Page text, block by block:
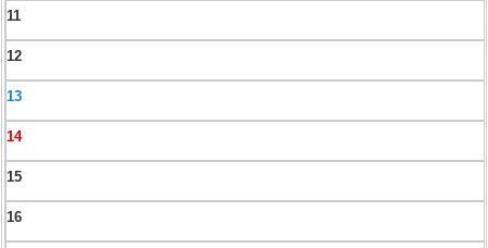
11
12
13
14
15
16